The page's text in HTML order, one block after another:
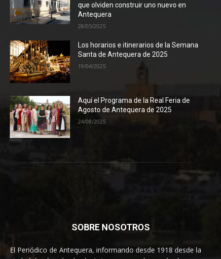
que olviden construir uno nuevo en
Antequera
28/05/2025
Los horarios e itinerarios de la Semana
Santa de Antequera de 2025
19/04/2025
Aquí el Programa de la Real Feria de
Agosto de Antequera de 2025
24/08/2025
SOBRE NOSOTROS
El Periódico de Antequera, informando desde 1918 desde la